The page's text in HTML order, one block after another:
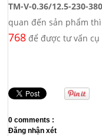
TM-V-0.36/12.5-230-380
quan đến sản phẩm
768 để được tư vấn
0 comments :
Đăng nhận xét